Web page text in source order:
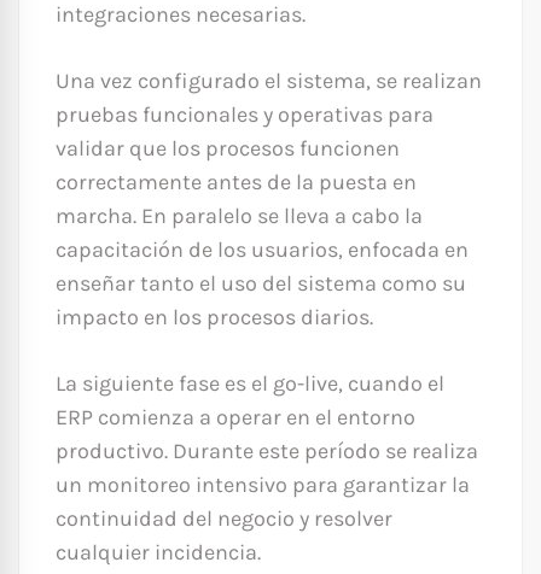
integraciones necesarias.
Una vez configurado el sistema, se realizan
pruebas funcionales y operativas para
validar que los procesos funcionen
correctamente antes de la puesta en
marcha. En paralelo se lleva a cabo la
capacitación de los usuarios, enfocada en
enseñar tanto el uso del sistema como su
impacto en los procesos diarios.
La siguiente fase es el go-live, cuando el
ERP comienza a operar en el entorno
productivo. Durante este período se realiza
un monitoreo intensivo para garantizar la
continuidad del negocio y resolver
cualquier incidencia.